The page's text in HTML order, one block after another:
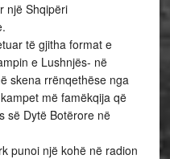
një Shqipëri
të gjitha format e
e Lushnjës- në
skena rrënqethëse nga
më famëkqija që
së Dytë Botërore në
punoi një kohë në radion